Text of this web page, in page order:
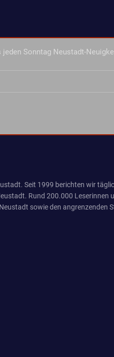
jeden Sonntag Neustadt-
Seit 1999 berichten wir
Rund 200.000
sowie den